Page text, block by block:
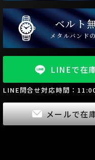
ベルト
メタルバンド
LINEで在
LINE問合せ対応時間：
メールで在